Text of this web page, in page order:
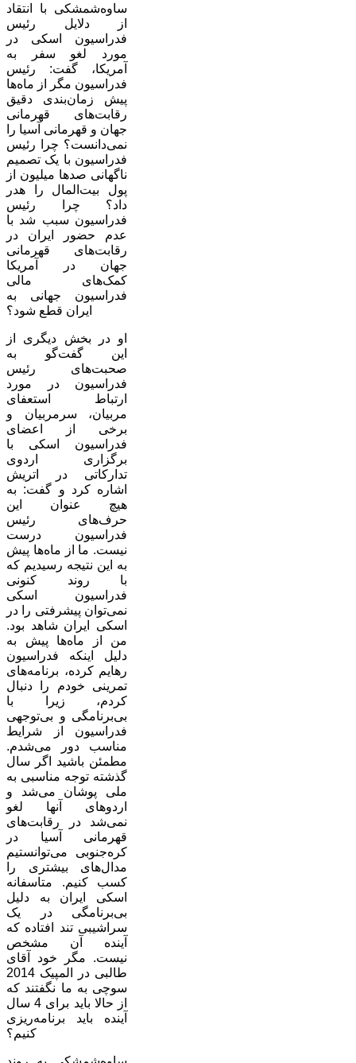
ساوه‌شمشکی با انتقاد
از دلایل رئیس
فدراسیون اسکی در
مورد لغو سفر به
آمریکا، گفت: رئیس
فدراسیون مگر از ماه‌ها
پیش زمان‌بندی دقیق
رقابت‌های قهرمانی
جهان و قهرمانی آسیا را
نمی‌دانست؟ چرا رئیس
فدراسیون با یک تصمیم
ناگهانی صد‌ها میلیون از
پول بیت‌المال را هدر
داد؟ چرا رئیس
فدراسیون سبب شد با
عدم حضور ایران در
رقابت‌های قهرمانی
جهان در آمریکا
کمک‌های مالی
فدراسیون جهانی به
ایران قطع شود؟
او در بخش دیگری از
این گفت‌گو به
صحبت‌های رئیس
فدراسیون در مورد
ارتباط استعفای
مربیان، سرمربیان و
برخی از اعضای
فدراسیون اسکی با
برگزاری اردوی
تدارکاتی در اتریش
اشاره کرد و گفت: به
هیچ عنوان این
حرف‌های رئیس
فدراسیون درست
نیست. ما از ماه‌ها پیش
به این نتیجه رسیدیم که
با روند کنونی
فدراسیون اسکی
نمی‌توان پیشرفتی را در
اسکی ایران شاهد بود.
من از ماه‌ها پیش به
دلیل اینکه فدراسیون
رهایم کرده، برنامه‌های
تمرینی خودم را دنبال
کردم، زیرا با
بی‌برنامگی و بی‌توجهی
فدراسیون از شرایط
مناسب دور می‌شدم.
مطمئن باشید اگر سال
گذشته توجه مناسبی به
ملی پوشان می‌شد و
اردوهای آنها لغو
نمی‌شد در رقابت‌های
قهرمانی آسیا در
کره‌جنوبی می‌توانستیم
مدال‌های بیشتری را
کسب کنیم. متاسفانه
اسکی ایران به دلیل
بی‌برنامگی در یک
سراشیبی تند افتاده که
آینده آن مشخص
نیست. مگر خود آقای
طالبی در المپیک 2014
سوچی به ما نگفتند که
از حالا باید برای 4 سال
آینده باید برنامه‌ریزی
کنیم؟